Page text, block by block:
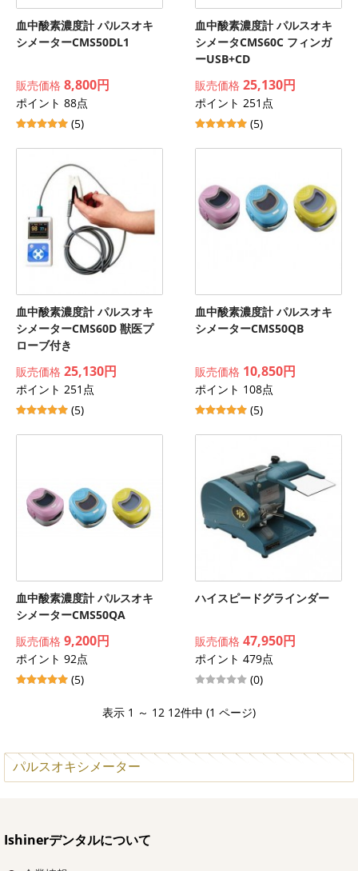
血中酸素濃度計 パルスオキ
シメーターCMS50DL1
販売価格 8,800円
ポイント 88点
(5)
血中酸素濃度計 パルスオキ
シメータCMS60C フィンガ
ーUSB+CD
販売価格 25,130円
ポイント 251点
(5)
血中酸素濃度計 パルスオキ
シメーターCMS60D 獣医プ
ローブ付き
販売価格 25,130円
ポイント 251点
(5)
血中酸素濃度計 パルスオキ
シメーターCMS50QB
販売価格 10,850円
ポイント 108点
(5)
血中酸素濃度計 パルスオキ
シメーターCMS50QA
販売価格 9,200円
ポイント 92点
(5)
ハイスピードグラインダー
販売価格 47,950円
ポイント 479点
(0)
表示 1 ～ 12 12件中 (1 ページ)
パルスオキシメーター
Ishinerデンタルについて